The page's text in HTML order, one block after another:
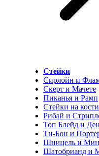
Стейки
Сирлойн и
Скерт и Мачете
Пиканья и Рамп
Стейки на кости
Рибай и
Топ Блейд и
Ти-Бон и
Шницель и
Шатобрианд и